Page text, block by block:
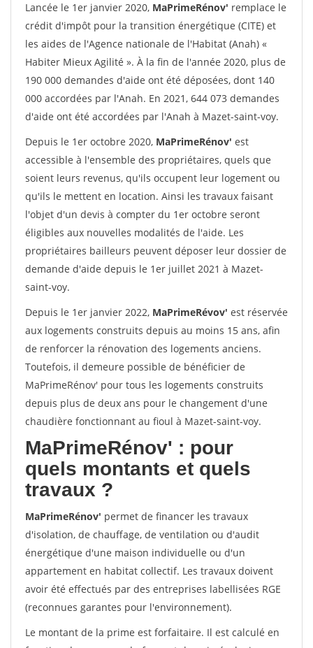
Lancée le 1er janvier 2020, MaPrimeRénov' remplace le
crédit d'impôt pour la transition énergétique (CITE) et
les aides de l'Agence nationale de l'Habitat (Anah) «
Habiter Mieux Agilité ». À la fin de l'année 2020, plus de
190 000 demandes d'aide ont été déposées, dont 140
000 accordées par l'Anah. En 2021, 644 073 demandes
d'aide ont été accordées par l'Anah à Mazet-saint-voy.
Depuis le 1er octobre 2020, MaPrimeRénov' est
accessible à l'ensemble des propriétaires, quels que
soient leurs revenus, qu'ils occupent leur logement ou
qu'ils le mettent en location. Ainsi les travaux faisant
l'objet d'un devis à compter du 1er octobre seront
éligibles aux nouvelles modalités de l'aide. Les
propriétaires bailleurs peuvent déposer leur dossier de
demande d'aide depuis le 1er juillet 2021 à Mazet-
saint-voy.
Depuis le 1er janvier 2022, MaPrimeRévov' est réservée
aux logements construits depuis au moins 15 ans, afin
de renforcer la rénovation des logements anciens.
Toutefois, il demeure possible de bénéficier de
MaPrimeRénov' pour tous les logements construits
depuis plus de deux ans pour le changement d'une
chaudière fonctionnant au fioul à Mazet-saint-voy.
MaPrimeRénov' : pour
quels montants et quels
travaux ?
MaPrimeRénov' permet de financer les travaux
d'isolation, de chauffage, de ventilation ou d'audit
énergétique d'une maison individuelle ou d'un
appartement en habitat collectif. Les travaux doivent
avoir été effectués par des entreprises labellisées RGE
(reconnues garantes pour l'environnement).
Le montant de la prime est forfaitaire. Il est calculé en